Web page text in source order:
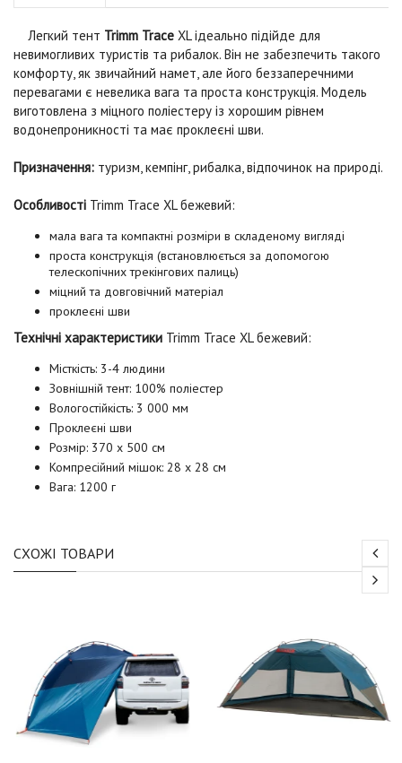
Легкий тент Trimm Trace XLідеально підійде для
невимогливих туристів та рибалок. Він не забезпечить такого
комфорту, як звичайний намет, але його беззаперечними
перевагами є невелика вага та проста конструкція. Модель
виготовлена з міцного поліестеру із хорошим рівнем
водонепроникності та має проклеєні шви.
Призначення: туризм, кемпінг, рибалка, відпочинок на природі.
Особливості Trimm Trace XL бежевий:
мала вага та компактні розміри в складеному вигляді
проста конструкція (встановлюється за допомогою
телескопічних трекінгових палиць)
міцний та довговічний матеріал
проклеєні шви
Технічні характеристики Trimm Trace XL бежевий:
Місткість: 3-4 людини
Зовнішній тент: 100% поліестер
Вологостійкість: 3 000 мм
Проклеєні шви
Розмір: 370 х 500 см
Компресійний мішок: 28 x 28 см
Вага: 1200 г
СХОЖІ ТОВАРИ